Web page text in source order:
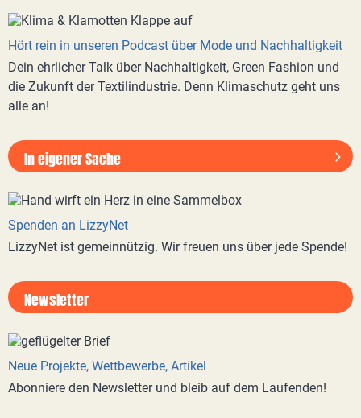
Hört rein in unseren Podcast über Mode und Nachhaltigkeit
Dein ehrlicher Talk über Nachhaltigkeit, Green Fashion und
die Zukunft der Textilindustrie. Denn Klimaschutz geht uns
alle an!
In eigener Sache
Spenden an LizzyNet
LizzyNet ist gemeinnützig. Wir freuen uns über jede Spende!
Newsletter
Neue Projekte, Wettbewerbe, Artikel
Abonniere den Newsletter und bleib auf dem Laufenden!